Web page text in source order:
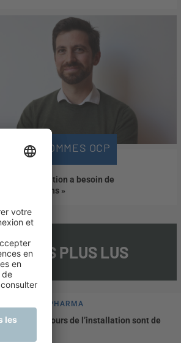
NOUS SOMMES OCP
« La répartition a besoin de
pharmaciens »
LES PLUS LUS
PLANÈTE PHARMA
Les Carrefours de l’installation sont de